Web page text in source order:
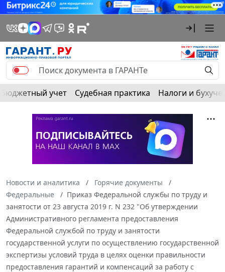
Бюджетный учет Судебная практика Налоги и
Новости и аналитика
Горячие документы
Федеральные
Приказ Федеральной службы по труду и
занятости от 23 августа 2019 г. N 232 "Об утверждении
Административного регламента предоставления
Федеральной службой по труду и занятости
государственной услуги по осуществлению государственной
экспертизы условий труда в целях оценки правильности
предоставления гарантий и компенсаций за работу с